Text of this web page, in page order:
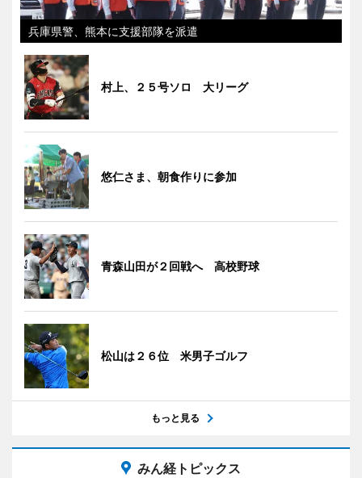
兵庫県警、熊本に支援部隊を派遣
村上、２５号ソロ 大リーグ
悠仁さま、朝食作りに参加
青森山田が２回戦へ 高校野球
松山は２６位 米男子ゴルフ
もっと見る
みん経トピックス